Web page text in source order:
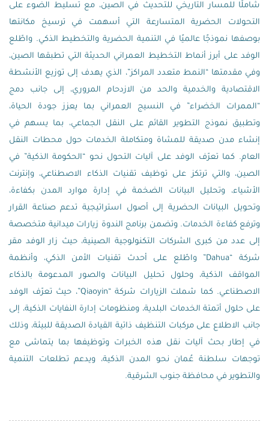
شاملًا للمسار التاريخي للتحديث في الصين، مع تسليط الضوء على
التحولات الحضرية المتسارعة التي أسهمت في ترسيخ مكانتها
بوصفها نموذجًا عالميًا في التنمية الحضرية والتخطيط الذكي. واطّلع
الوفد على أبرز أنماط التخطيط العمراني الحديثة التي تطبقها الصين،
وفي مقدمتها “النمط متعدد المراكز”، الذي يهدف إلى توزيع الأنشطة
الاقتصادية والخدمية والحد من الازدحام المروري، إلى جانب دمج
“الممرات الخضراء” في النسيج العمراني بما يعزز جودة الحياة،
وتطبيق نموذج التطوير القائم على النقل الجماعي، بما يسهم في
إنشاء مدن صديقة للمشاة ومتكاملة الخدمات حول محطات النقل
العام. كما تعرّف الوفد على آليات التحول نحو “الحكومة الذكية” في
الصين، والتي ترتكز على توظيف تقنيات الذكاء الاصطناعي، وإنترنت
الأشياء، وتحليل البيانات الضخمة في إدارة موارد المدن بكفاءة،
وتحويل البيانات الحضرية إلى أصول استراتيجية تدعم صناعة القرار
وترفع كفاءة الخدمات. وتضمن برنامج الندوة زيارات ميدانية متخصصة
إلى عدد من كبرى الشركات التكنولوجية الصينية، حيث زار الوفد مقر
شركة “Dahua” واطّلع على أحدث تقنيات الأمن الذكي، وأنظمة
المواقف الذكية، وحلول تحليل البيانات والصور المدعومة بالذكاء
الاصطناعي. كما شملت الزيارات شركة “Qiaoyin”، حيث تعرّف الوفد
على حلول أتمتة الخدمات البلدية، ومنظومات إدارة النفايات الذكية، إلى
جانب الاطلاع على مركبات التنظيف ذاتية القيادة الصديقة للبيئة، وذلك
في إطار بحث آليات نقل هذه الخبرات وتوظيفها بما يتماشى مع
توجهات سلطنة عُمان نحو المدن الذكية، ويدعم تطلعات التنمية
والتطوير في محافظة جنوب الشرقية.